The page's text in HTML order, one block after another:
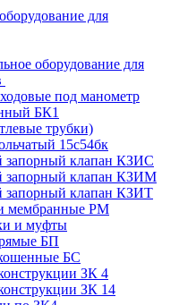
для
оборудование для
под манометр
БК1
трубки)
15с54бк
запорный клапан КЗИС
запорный клапан КЗИМ
запорный клапан КЗИТ
мембранные РМ
и муфты
БП
БС
ЗК 4
ЗК 14